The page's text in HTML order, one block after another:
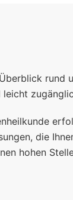
rund
die
hohen